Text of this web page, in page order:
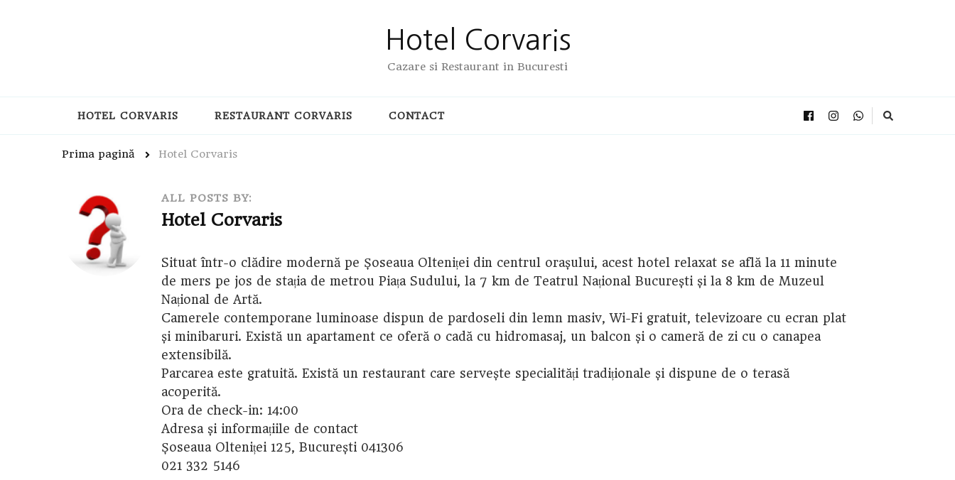
Hotel Corvaris
Cazare si Restaurant in Bucuresti
HOTEL CORVARIS RESTAURANT CORVARIS CONTACT
Prima pagină Hotel Corvaris
ALL POSTS BY:
Hotel Corvaris
Situat într-o clădire modernă pe Șoseaua Olteniței din centrul orașului, acest hotel relaxat se află la 11 minute
de mers pe jos de stația de metrou Piața Sudului, la 7 km de Teatrul Național București și la 8 km de Muzeul
Național de Artă.
Camerele contemporane luminoase dispun de pardoseli din lemn masiv, Wi-Fi gratuit, televizoare cu ecran plat
și minibaruri. Există un apartament ce oferă o cadă cu hidromasaj, un balcon și o cameră de zi cu o canapea
extensibilă.
Parcarea este gratuită. Există un restaurant care servește specialități tradiționale și dispune de o terasă
acoperită.
Ora de check-in: 14:00
Adresa și informațiile de contact
Șoseaua Olteniței 125, București 041306
021 332 5146